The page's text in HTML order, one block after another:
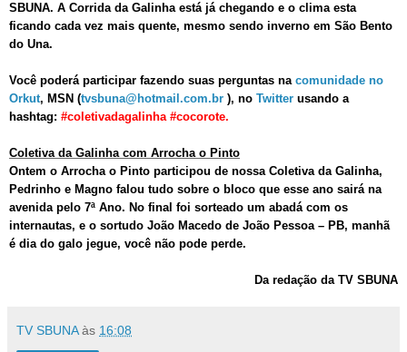
SBUNA. A Corrida da Galinha está já chegando e o clima esta
ficando cada vez mais quente, mesmo sendo inverno em São Bento
do Una.
Você poderá participar fazendo suas perguntas na comunidade no
Orkut, MSN (tvsbuna@hotmail.com.br ), no Twitter usando a
hashtag: #coletivadagalinha #cocorote.
Coletiva da Galinha com Arrocha o Pinto
Ontem o Arrocha o Pinto participou de nossa Coletiva da Galinha,
Pedrinho e Magno falou tudo sobre o bloco que esse ano sairá na
avenida pelo 7ª Ano. No final foi sorteado um abadá com os
internautas, e o sortudo João Macedo de João Pessoa – PB, manhã
é dia do galo jegue, você não pode perde.
Da redação da TV SBUNA
TV SBUNA às 16:08